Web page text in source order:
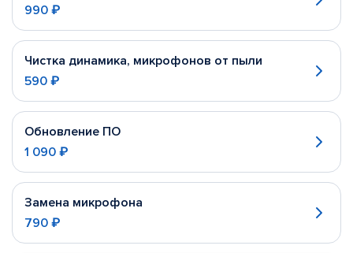
990 ₽
Чистка динамика, микрофонов от пыли
590 ₽
Обновление ПО
1 090 ₽
Замена микрофона
790 ₽